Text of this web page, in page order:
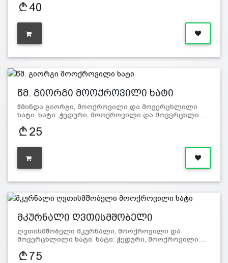
40
წმ. გიორგი მოოქროვილი ხატი
წმინდა გიორგი, მოოქროვილი და მოვერცხლილი
ხატი. ხატი: ჭედური, მოოქროვილი და მოვერცხლი…
25
მკურნალი ღვთისმშობელი
ღვთისმშობელი მკურნალი, მოოქროვილი და
მოვერცხლილი ხატი. ხატი: ჭედური, მოოქროვილი…
75